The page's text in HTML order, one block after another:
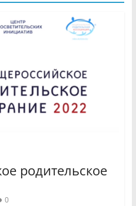
родительское
0